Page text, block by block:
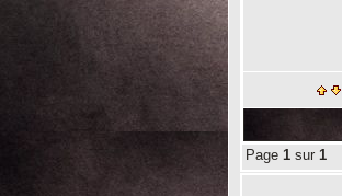
Page 1sur 1